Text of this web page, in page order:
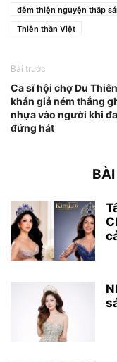
đêm thiện nguyện thắp
Thiên thần Việt
Bài trước
Ca sĩ hội chợ Du
khán giả ném thẳng
nhựa vào người khi
đứng hát